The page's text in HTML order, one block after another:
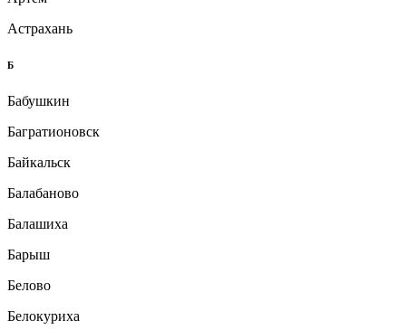
Астрахань
Б
Бабушкин
Багратионовск
Байкальск
Балабаново
Балашиха
Барыш
Белово
Белокуриха